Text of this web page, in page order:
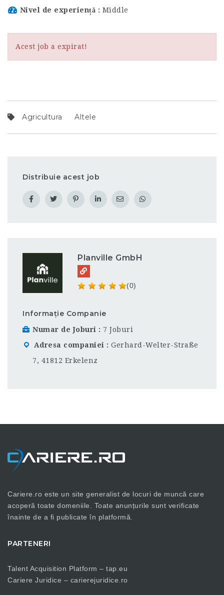
Nivel de experiență Middle
Acest job a expirat!
Agricultura Altele
Distribuie acest job
Planville GmbH
(0)
Informație Companie
Numar de Joburi
7 Joburi
Adresa companiei
Gerhard-Welter-Straße
7, 41812 Erkelenz
Cariere.ro este un site generalist de locuri de muncă care
acoperă toate domeniile. Toate anunțurile sunt verificate
înainte de a fi publicate în platformă.
PARTENERI
Talent Acquisition Platform – tap.eu
Cariere Juridice – carierejuridice.ro